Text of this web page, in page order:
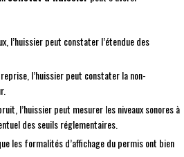
l’huissier peut constater l’étendue des
l’huissier peut constater la non-
l’huissier peut mesurer les niveaux sonores à
des seuils réglementaires.
les formalités d’affichage du permis ont bien